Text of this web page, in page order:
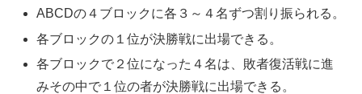
ABCDの４ブロックに各３～４名ずつ割り振られる。
各ブロックの１位が決勝戦に出場できる。
各ブロックで２位になった４名は、敗者復活戦に進
みその中で１位の者が決勝戦に出場できる。